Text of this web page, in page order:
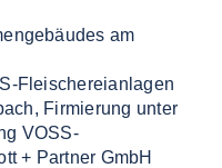
am
Fleischereianlagen
Firmierung unter
VOSS-
+ Partner GmbH